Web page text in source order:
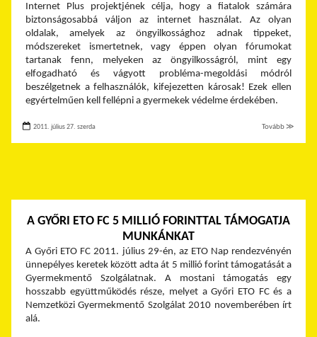
Internet Plus projektjének célja, hogy a fiatalok számára
biztonságosabbá váljon az internet használat. Az olyan
oldalak, amelyek az öngyilkossághoz adnak tippeket,
módszereket ismertetnek, vagy éppen olyan fórumokat
tartanak fenn, melyeken az öngyilkosságról, mint egy
elfogadható és vágyott probléma-megoldási módról
beszélgetnek a felhasználók, kifejezetten károsak! Ezek ellen
egyértelműen kell fellépni a gyermekek védelme érdekében.
2011. július 27. szerda Tovább ≫
A GYŐRI ETO FC 5 MILLIÓ FORINTTAL TÁMOGATJA
MUNKÁNKAT
A Győri ETO FC 2011. július 29-én, az ETO Nap rendezvényén
ünnepélyes keretek között adta át 5 millió forint támogatását a
Gyermekmentő Szolgálatnak. A mostani támogatás egy
hosszabb együttműködés része, melyet a Győri ETO FC és a
Nemzetközi Gyermekmentő Szolgálat 2010 novemberében írt
alá.